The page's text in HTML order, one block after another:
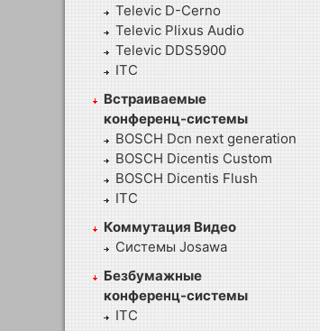
Televic D-Cerno
Televic Plixus Audio
Televic DDS5900
ITC
Встраиваемые
конференц-системы
BOSCH Dcn next generation
BOSCH Dicentis Custom
BOSCH Dicentis Flush
ITC
Коммутация Видео
Системы Josawa
Безбумажные
конференц-системы
ITC